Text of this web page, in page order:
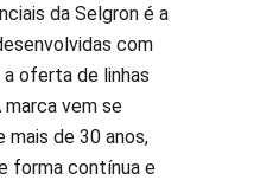
da Selgron é a
com
oferta de linhas
vem se
mais de 30 anos,
forma contínua e